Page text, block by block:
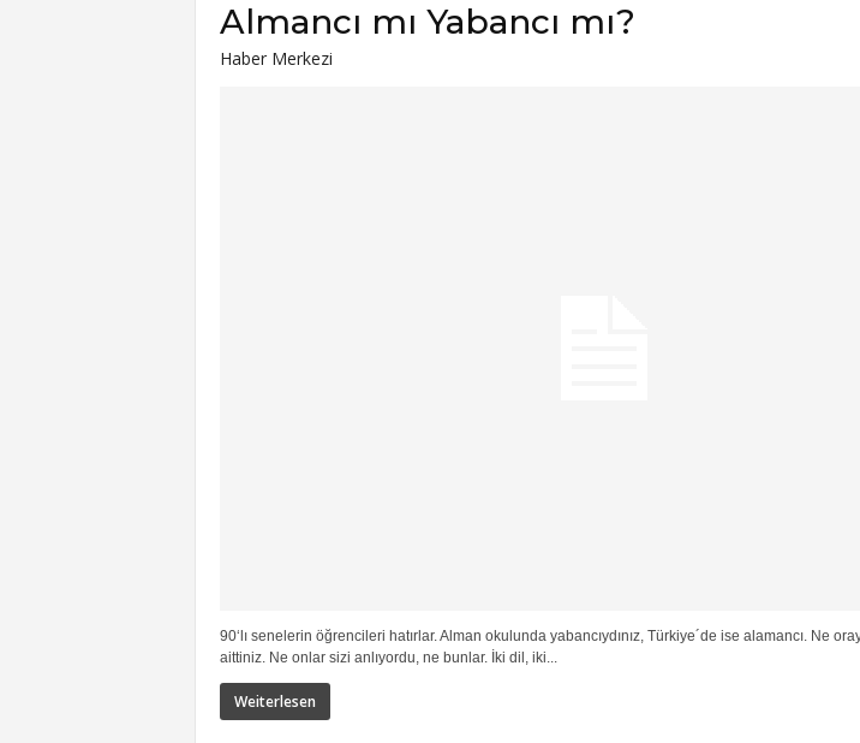
Almancı mı Yabancı mı?
Haber Merkezi
90‘lı senelerin öğrencileri hatırlar. Alman okulunda yabancıydınız, Türkiye´de ise alamancı. Ne
aittiniz. Ne onlar sizi anlıyordu, ne bunlar. İki dil, iki...
Weiterlesen